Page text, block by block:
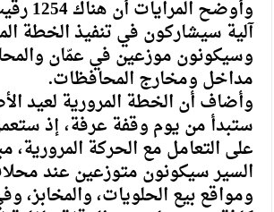
آلية سيشاركون في تنفيذ الخطة
وسيكونون موزعين في عمّان
مداخل ومخارج المحافظات.
وأضاف أن الخطة المرورية لعيد
ستبدأ من يوم وقفة عرفة، إذ
على التعامل مع الحركة المرورية،
السير سيكونون متوزعين عند
ومواقع بيع الحلويات، والمخابز،